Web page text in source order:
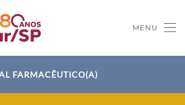
MENU
FARMACÊUTICO(A)